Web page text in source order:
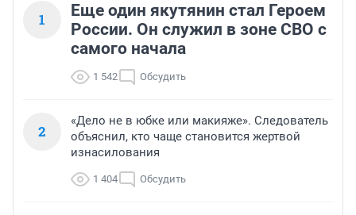
1
Еще один якутянин стал Героем
России. Он служил в зоне СВО с
самого начала
1 542 Обсудить
2
«Дело не в юбке или макияже». Следователь
объяснил, кто чаще становится жертвой
изнасилования
1 404 Обсудить